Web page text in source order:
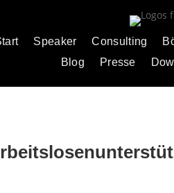
Speaker Consulting
Blog
Presse